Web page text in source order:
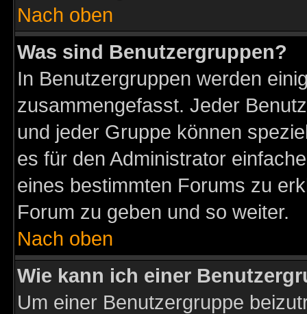
Nach oben
Was sind Benutzergruppen?
In Benutzergruppen werden
zusammengefasst. Jeder
und jeder Gruppe können
es für den Administrator
eines bestimmten Forums zu
Forum zu geben und so weiter.
Nach oben
Wie kann ich einer
Um einer Benutzergruppe